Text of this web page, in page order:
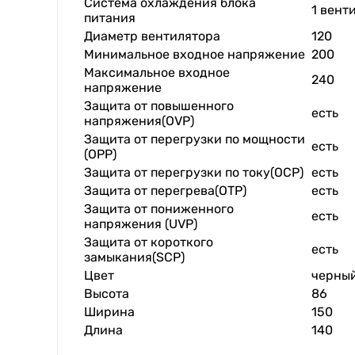
питания
1
Диаметр вентилятора
120
Минимальное входное напряжение 200
Максимальное входное
напряжение
240
Защита от повышенного
напряжения(OVP)
есть
Защита от перегрузки по мощности
(OPP)
есть
Защита от перегрузки по току(OCP) есть
Защита от перегрева(OTP)
есть
Защита от пониженного
напряжения (UVP)
есть
Защита от короткого
замыкания(SCP)
есть
Цвет
Высота
86
Ширина
150
Длина
140